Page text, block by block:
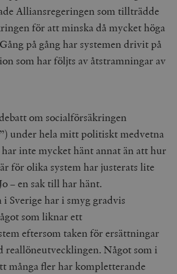
Alliansregeringen som tillträdde
för att minska då mycket höga
på gång har systemen drivit på
som har följts av åtstramningar av
om socialförsäkringen
under hela mitt politiskt medvetna
inte mycket hänt annat än att hur
för olika system har justerats lite
– en sak till har hänt.
Sverige har i smyg gradvis
som liknar ett
eftersom taken för ersättningar
reallöneutvecklingen. Något som i
många fler har kompletterande